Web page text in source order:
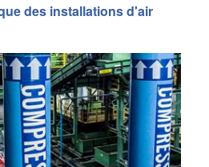
des installations d'air